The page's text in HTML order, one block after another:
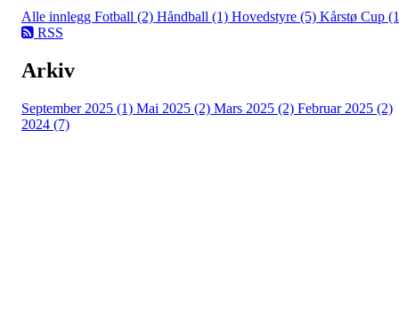
Alle innlegg Fotball (2) Håndball (1) Hovedstyre (5) Kårstø Cup
RSS
Arkiv
September 2025 (1) Mai 2025 (2) Mars 2025 (2) Februar 2025 (2)
2024 (7)